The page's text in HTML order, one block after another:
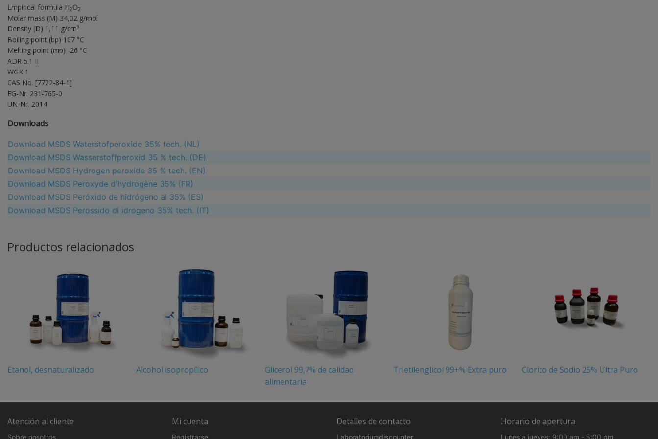
Empirical formula H2O2
Molar mass (M) 34,02 g/mol
Density (D) 1,11 g/cm³
Boiling point (bp) 107 °C
Melting point (mp) -26 °C
ADR 5.1 II
WGK 1
CAS No. [7722-84-1]
EG-Nr. 231-765-0
UN-Nr. 2014
Downloads
Download MSDS Waterstofperoxide 35% tech. (NL)
Download MSDS Wasserstoffperoxid 35 % tech. (DE)
Download MSDS Hydrogen peroxide 35 % tech. (EN)
Download MSDS Peroxyde d'hydrogène 35% (FR)
Download MSDS Peróxido de hidrógeno al 35% (ES)
Download MSDS Perossido di idrogeno 35% tech. (IT)
Productos relacionados
Etanol, desnaturalizado Alcohol isopropílico
Glicerol 99,7% de calidad
alimentaria
Trietilenglicol 99+% Extra puro Clorito de Sodio 25% Ultra Puro
Atención al cliente
Sobre nosotros
Mi cuenta
Registrarse
Detalles de contacto
Laboratoriumdiscounter
Horario de apertura
Lunes a jueves: 9:00 am - 5:00 pm